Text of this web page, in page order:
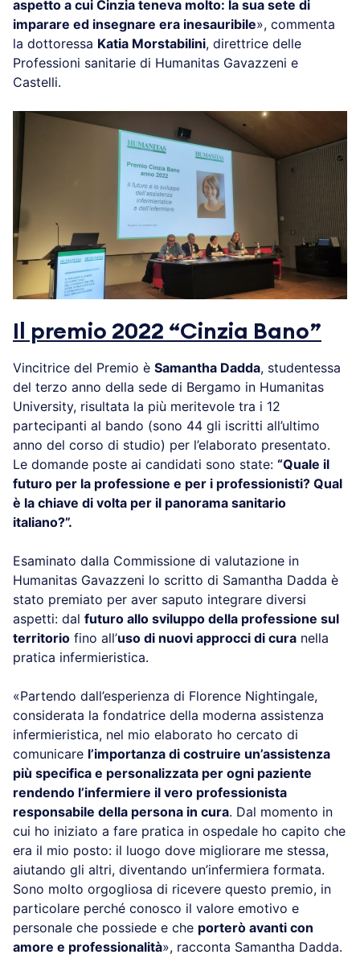
aspetto a cui Cinzia teneva molto: la sua sete di
imparare ed insegnare era inesauribile», commenta
la dottoressa Katia Morstabilini, direttrice delle
Professioni sanitarie di Humanitas Gavazzeni e
Castelli.
Il premio 2022 “Cinzia Bano”
Vincitrice del Premio è Samantha Dadda, studentessa
del terzo anno della sede di Bergamo in Humanitas
University, risultata la più meritevole tra i 12
partecipanti al bando (sono 44 gli iscritti all’ultimo
anno del corso di studio) per l’elaborato presentato.
Le domande poste ai candidati sono state: “Quale il
futuro per la professione e per i professionisti? Qual
è la chiave di volta per il panorama sanitario
italiano?”.
Esaminato dalla Commissione di valutazione in
Humanitas Gavazzeni lo scritto di Samantha Dadda è
stato premiato per aver saputo integrare diversi
aspetti: dal futuro allo sviluppo della professione sul
territorio fino all’uso di nuovi approcci di cura nella
pratica infermieristica.
«Partendo dall’esperienza di Florence Nightingale,
considerata la fondatrice della moderna assistenza
infermieristica, nel mio elaborato ho cercato di
comunicare l’importanza di costruire un’assistenza
più specifica e personalizzata per ogni paziente
rendendo l’infermiere il vero professionista
responsabile della persona in cura. Dal momento in
cui ho iniziato a fare pratica in ospedale ho capito che
era il mio posto: il luogo dove migliorare me stessa,
aiutando gli altri, diventando un’infermiera formata.
Sono molto orgogliosa di ricevere questo premio, in
particolare perché conosco il valore emotivo e
personale che possiede e che porterò avanti con
amore e professionalità», racconta Samantha Dadda.